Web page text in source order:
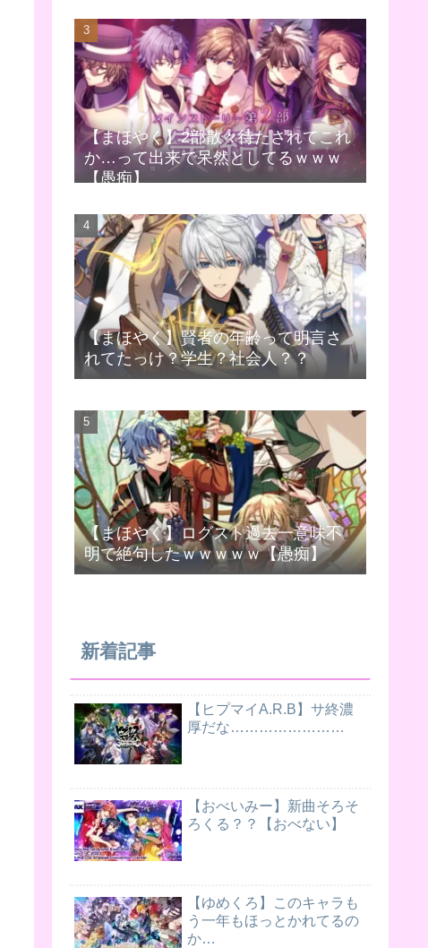
【まほやく】2部散々待たされてこれ
か…って出来で呆然としてるｗｗｗ
【愚痴】
【まほやく】賢者の年齢って明言さ
れてたっけ？学生？社会人？？
【まほやく】ログスト過去一意味不
明で絶句したｗｗｗｗｗ【愚痴】
新着記事
【ヒプマイA.R.B】サ終濃
厚だな……………………
【おべいみー】新曲そろそ
ろくる？？【おべない】
【ゆめくろ】このキャラも
う一年もほっとかれてるの
か…